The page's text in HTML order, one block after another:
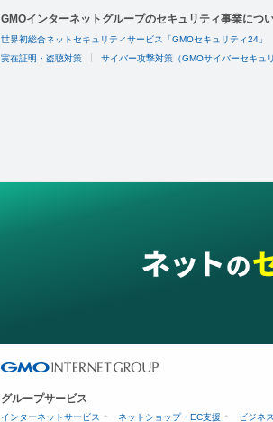
GMOインターネットグループのセキュリティ事業につ
世界初総合ネットセキュリティサービス「GMOセキュリティ24」
実在証明・盗聴対策 サイバー攻撃対策（GMOサイバーセキュ
グループサービス
インターネットサービス ネットショップ・EC支援 ビジネ